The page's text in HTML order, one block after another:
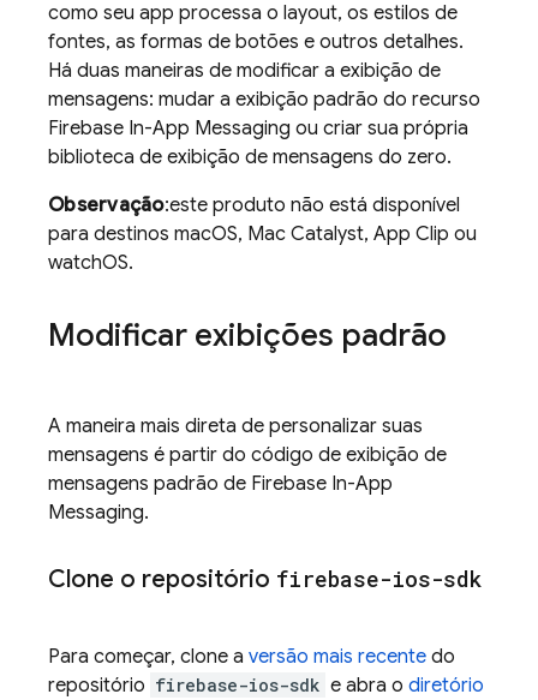
como seu app processa o layout, os estilos de
fontes, as formas de botões e outros detalhes.
Há duas maneiras de modificar a exibição de
mensagens: mudar a exibição padrão do recurso
Firebase In-App Messaging ou criar sua própria
biblioteca de exibição de mensagens do zero.
Observação:este produto não está disponível
para destinos macOS, Mac Catalyst, App Clip ou
watchOS.
Modificar exibições padrão
A maneira mais direta de personalizar suas
mensagens é partir do código de exibição de
mensagens padrão de Firebase In-App
Messaging.
Clone o repositório firebase-ios-sdk
Para começar, clone a versão mais recente do
repositório firebase-ios-sdk e abra o diretório